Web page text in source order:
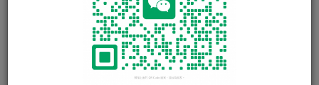
ACUGESIC CAP 50MG